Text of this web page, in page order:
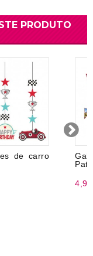
PRODUTO
de carro
Pata